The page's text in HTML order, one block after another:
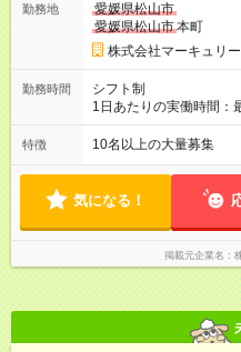
に1回の「年次昇給」が
す。特に頑張っている
となることも。努力や成長
期間】試用期間あり 試
本採用時と同じです。
勤務地
愛媛県松山市
愛媛県松山市本町
株式会社マーキュリー
勤務時間
シフト制
1日あたりの実働時間：
間） ※勤務地により異
特徴 10名以上の大量募集
気になる！
掲載元企業名